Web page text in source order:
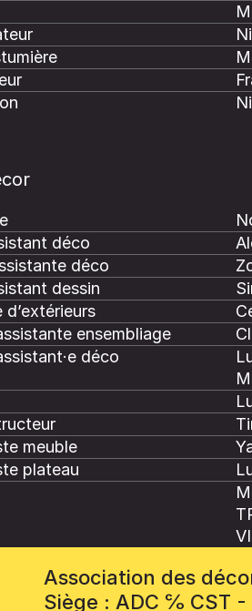
déco
déco
dessin
d’extérieurs
ensembliage
déco
meuble
plateau
Association des
Siège : ADC ℅ CST -